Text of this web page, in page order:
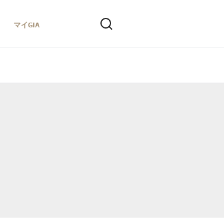
マイGIA